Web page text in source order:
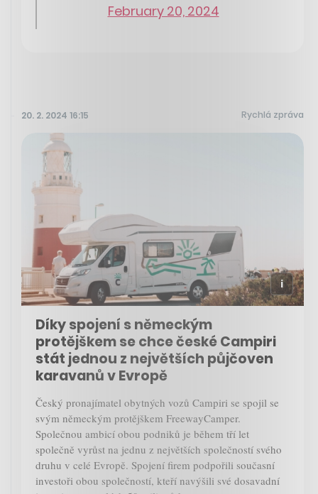
February 20, 2024
20. 2. 2024 16:15 Rychlá zpráva
Díky spojení s německým
protějškem se chce české Campiri
stát jednou z největších půjčoven
karavanů v Evropě
Český pronajímatel obytných vozů Campiri se spojil se
svým německým protějškem FreewayCamper.
Společnou ambicí obou podniků je během tří let
společně vyrůst na jednu z největších společností svého
druhu v celé Evropě. Spojení firem podpořili současní
investoři obou společností, kteří navýšili své dosavadní